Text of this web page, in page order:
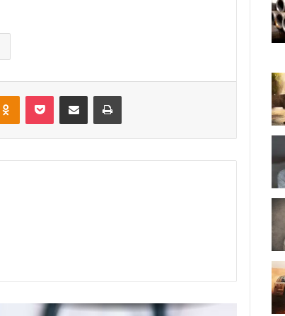
Новое исследование показывает,
что самые счастливые пары делают
это
счастливее после занятий йогой